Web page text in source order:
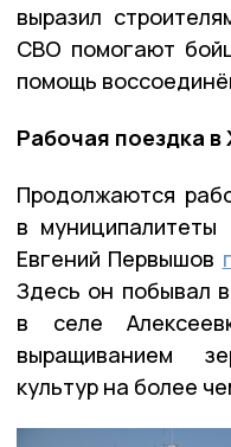
выразил
СВО помогают
помощь
Рабочая поездка
Продолжаются
в
Евгений Первышов
Здесь он побывал
в селе
выращиванием
культур на более